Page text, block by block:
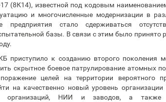
(8К14), известной под кодовым
и многочисленные модернизации в
предприятия стало сдерживаться
базы. В связи с этим было
приступило к созданию второго поколения
скрытное боевое патрулирование атомных
целей на территории вероятного
на качественно новый уровень
организаций, НИИ и заводов, а также